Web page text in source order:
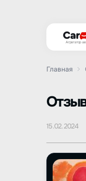
Агрегатор
Главная
15.02.2024